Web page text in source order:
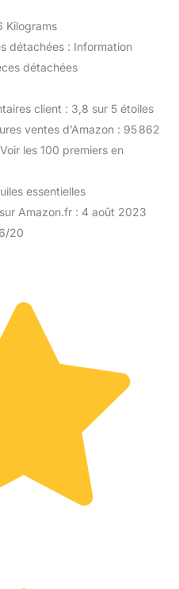
Kilograms
détachées : Information
détachées
client : 3,8 sur 5 étoiles
ventes d’Amazon : 95 862
les 100 premiers en
essentielles
Amazon.fr : 4 août 2023
20